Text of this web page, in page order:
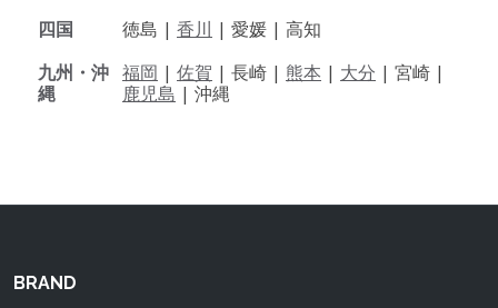
四国
徳島 | 香川 | 愛媛 | 高知
九州・沖
縄
福岡 | 佐賀 | 長崎 | 熊本 | 大分 | 宮崎 |
鹿児島 | 沖縄
BRAND